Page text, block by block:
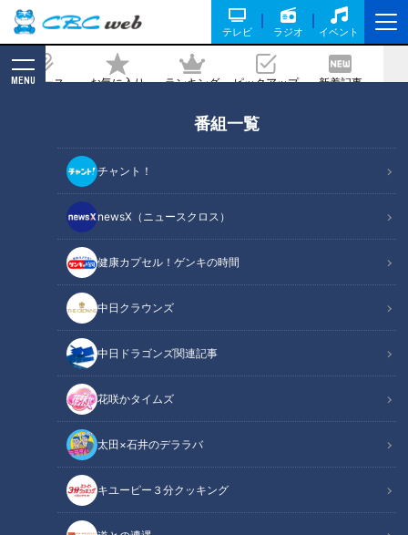
テレビ ラジオ イベント
ニュース お気に入り ランキング ピックアップ 新着記事
MENU
番組一覧
チャント！
newsX（ニュースクロス）
健康カプセル！ゲンキの時間
中日クラウンズ
中日ドラゴンズ関連記事
花咲かタイムズ
太田×石井のデララバ
キユーピー３分クッキング
手と髙橋宏斗投手が語った真意
2026/02/11 06:01
RadiChubu（ラジチューブ）
CBCラジオ #プラス！
月曜日の『ＣＢＣラジオ #プラス！』では、スポーツ実況を務
める光山雄一朗アナウンサーが独自の取材をもとに中日ドラゴ
ンズ情報を紹介しています。ドラゴンズの春季キャンプが始ま
りました。2月9日の放送で取り上げたのが、初日に行なわれ
た恒例の円陣スピーチ。単なる挨拶ではなく、選手一人ひとり
の思考やチームの方向性が垣間見える重要な場面です。今年、
その中心となったのが、選手会長の藤嶋健人投手と、投手キャ